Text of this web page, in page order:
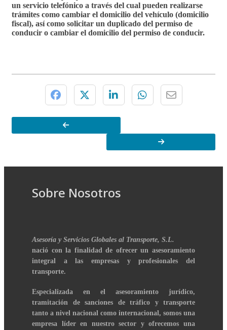
un servicio telefónico a través del cual pueden realizarse
trámites como cambiar el domicilio del vehículo (domicilio
fiscal), así como solicitar un duplicado del permiso de
conducir o cambiar el domicilio del permiso de conducir.
Sobre Nosotros
Asesoría y Servicios Globales al Transporte, S.L.
nació con la finalidad de ofrecer un asesoramiento
integral a las empresas y profesionales del
transporte.
Especializada en el asesoramiento jurídico,
tramitación de sanciones de tráfico y transporte
tanto a nivel nacional como internacional, somos una
empresa líder en nuestro sector y ofrecemos una